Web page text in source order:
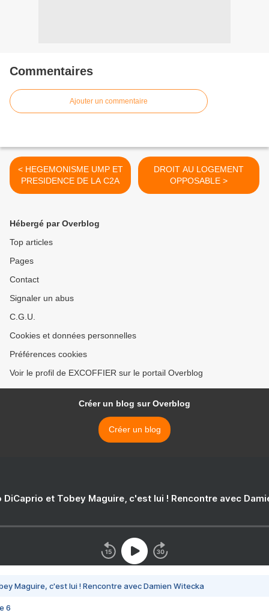
Commentaires
Ajouter un commentaire
< HEGEMONISME UMP ET
PRESIDENCE DE LA C2A
DROIT AU LOGEMENT
OPPOSABLE >
Hébergé par Overblog
Top articles
Pages
Contact
Signaler un abus
C.G.U.
Cookies et données personnelles
Préférences cookies
Voir le profil de EXCOFFIER sur le portail Overblog
Créer un blog sur Overblog
Créer un blog
DiCaprio et Tobey Maguire, c'est lui ! Rencontre avec
Maguire, c'est lui ! Rencontre avec Damien Witecka
6